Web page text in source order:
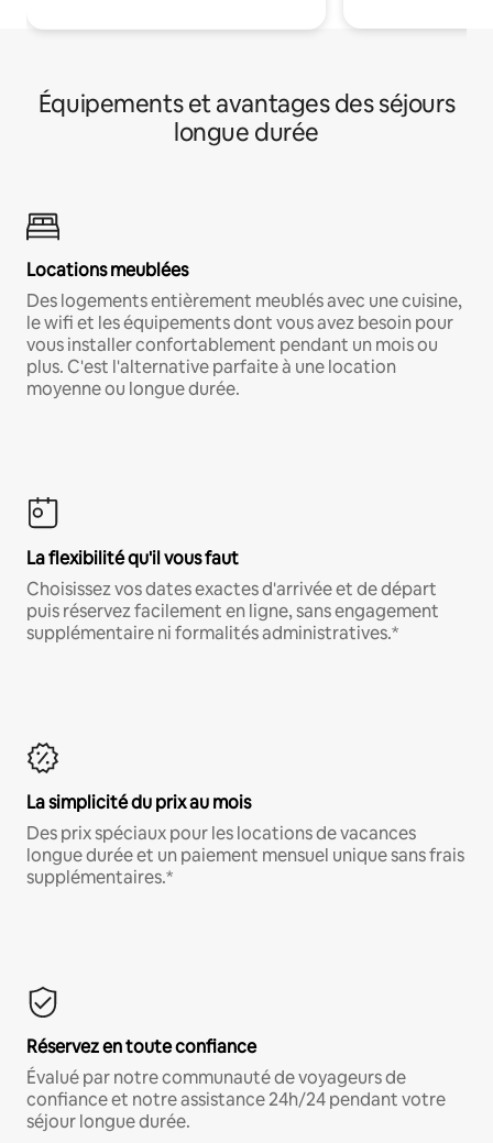
Équipements et avantages des séjours
longue durée
Locations meublées
Des logements entièrement meublés avec une cuisine,
le wifi et les équipements dont vous avez besoin pour
vous installer confortablement pendant un mois ou
plus. C'est l'alternative parfaite à une location
moyenne ou longue durée.
La flexibilité qu'il vous faut
Choisissez vos dates exactes d'arrivée et de départ
puis réservez facilement en ligne, sans engagement
supplémentaire ni formalités administratives.*
La simplicité du prix au mois
Des prix spéciaux pour les locations de vacances
longue durée et un paiement mensuel unique sans frais
supplémentaires.*
Réservez en toute confiance
Évalué par notre communauté de voyageurs de
confiance et notre assistance 24h/24 pendant votre
séjour longue durée.